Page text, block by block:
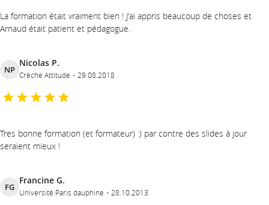
La formation était vraiment bien ! J'ai appris beaucoup de choses et
Arnaud était patient et pédagogue.
NP
Nicolas P.
Crèche Attitude 29.08.2018
Tres bonne formation (et formateur) :) par contre des slides à jour
seraient mieux !
FG
Francine G.
Université Paris dauphine 28.10.2013